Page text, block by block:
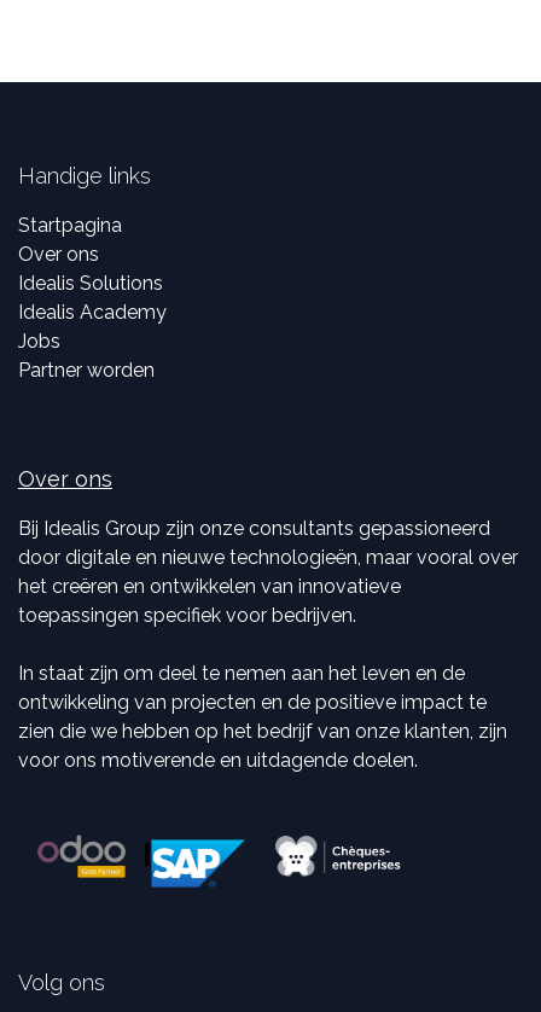
Handige links
Startpagina
Over ons
Idealis Solutions
Idealis Academy
Jobs
Partner worden
Over ons
Bij Idealis Group zijn onze consultants gepassioneerd
door digitale en nieuwe technologieën, maar vooral over
het creëren en ontwikkelen van innovatieve
toepassingen specifiek voor bedrijven.
In staat zijn om deel te nemen aan het leven en de
ontwikkeling van projecten en de positieve impact te
zien die we hebben op het bedrijf van onze klanten, zijn
voor ons motiverende en uitdagende doelen.
Volg ons